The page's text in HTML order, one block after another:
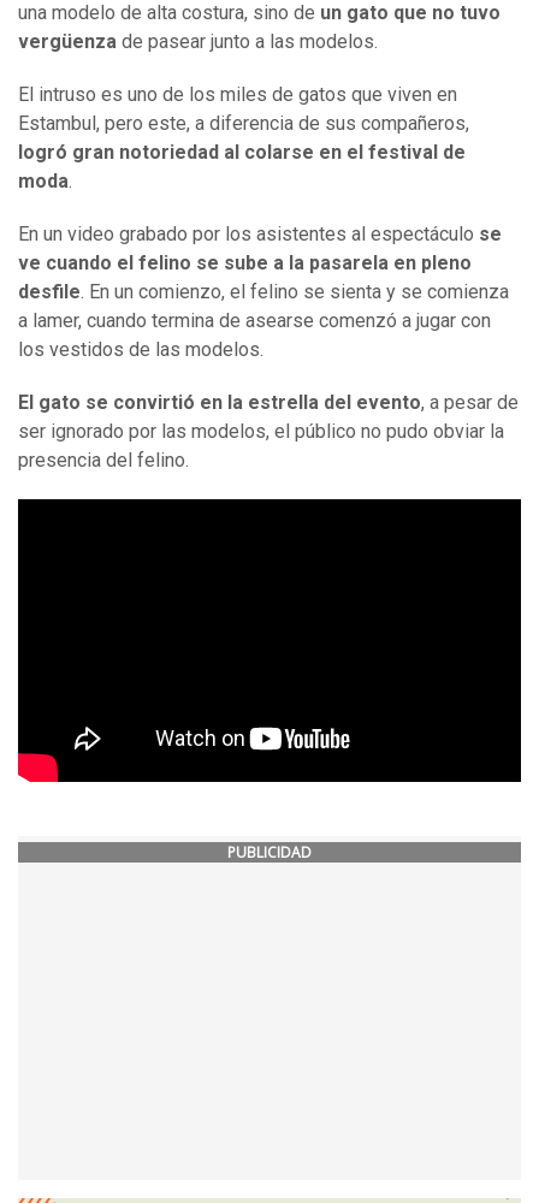
una modelo de alta costura, sino de un gato que no tuvo
vergüenza de pasear junto a las modelos.
El intruso es uno de los miles de gatos que viven en
Estambul, pero este, a diferencia de sus compañeros,
logró gran notoriedad al colarse en el festival de
moda.
En un video grabado por los asistentes al espectáculo se
ve cuando el felino se sube a la pasarela en pleno
desfile. En un comienzo, el felino se sienta y se comienza
a lamer, cuando termina de asearse comenzó a jugar con
los vestidos de las modelos.
El gato se convirtió en la estrella del evento, a pesar de
ser ignorado por las modelos, el público no pudo obviar la
presencia del felino.
PUBLICIDAD